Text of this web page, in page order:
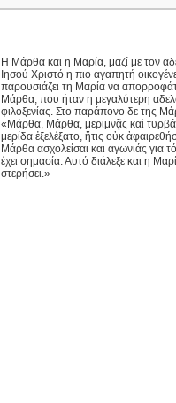
Η Μάρθα και η Μαρία, μαζί με τον
Ιησού Χριστό η πιο αγαπητή
παρουσιάζει τη Μαρία να
Μάρθα, που ήταν η μεγαλύτερη
φιλοξενίας. Στο παράπονο δε της
«Μάρθα, Μάρθα, μεριμνᾷς καὶ
μερίδα ἐξελέξατο, ἥτις οὐκ
Μάρθα ασχολείσαι και αγωνιάς για
έχει σημασία. Αυτό διάλεξε και η
στερήσει.»